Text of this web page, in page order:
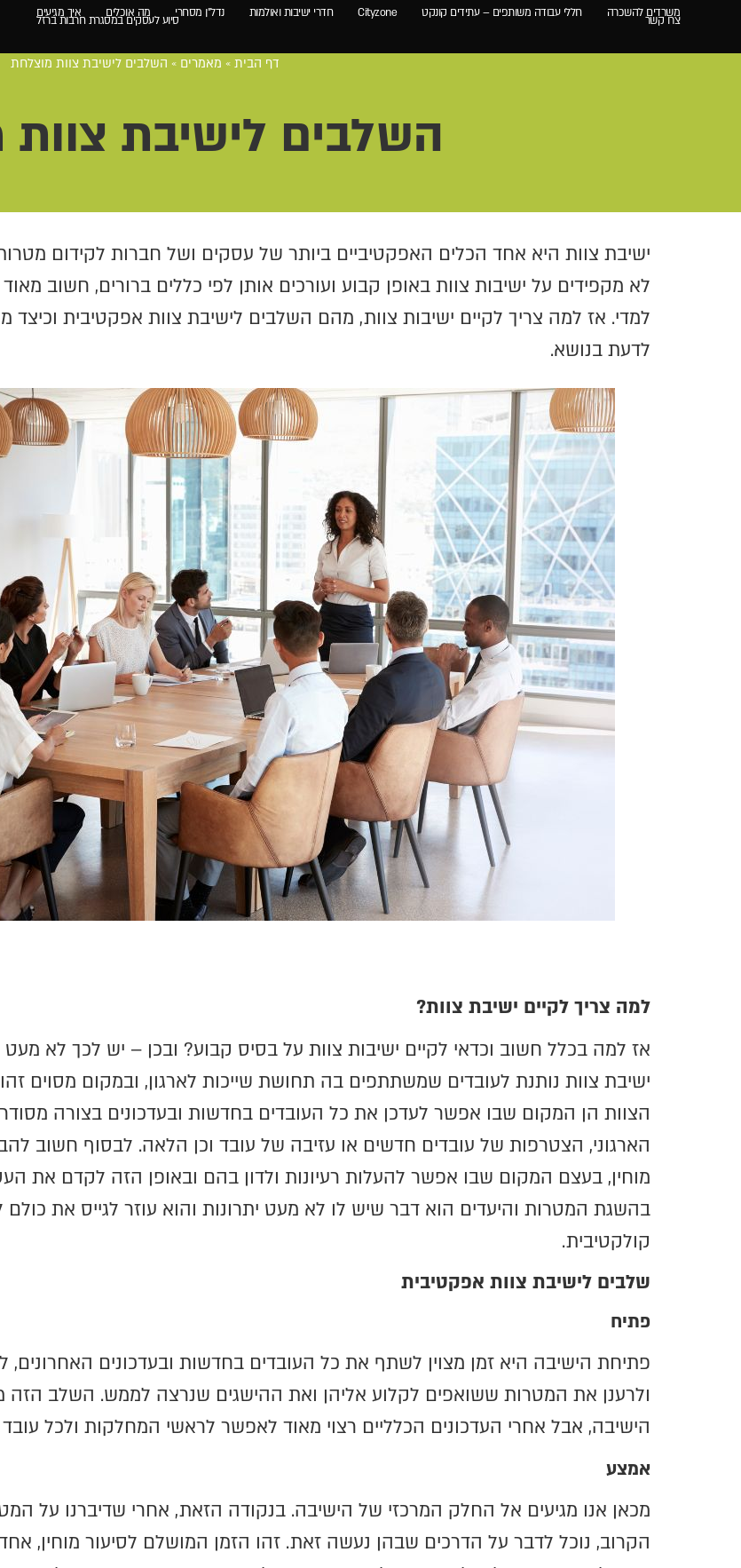
משרדים להשכרה חללי עבודה משותפים – עתידים קונקט Cityzone חדרי ישיבות ואולמות נדל"ן מסחרי מה אוכלים איך מגיעים
צרו קשר סיוע לעסקים במסגרת חרבות ברזל
דף הבית » מאמרים » השלבים לישיבת צוות מוצלחת
השלבים לישיבת
ישיבת צוות היא אחד הכלים האפקטיביים ביותר של עסקים ושל חברות לקידום
לא מקפידים על ישיבות צוות באופן קבוע ועורכים אותן לפי כללים ברורים, חשוב
למדי. אז למה צריך לקיים ישיבות צוות, מהם השלבים לישיבת צוות אפקטיבית וכיצד
לדעת בנושא.
למה צריך לקיים ישיבת צוות?
אז למה בכלל חשוב וכדאי לקיים ישיבות צוות על בסיס קבוע? ובכן – יש לכך לא
ישיבת צוות נותנת לעובדים שמשתתפים בה תחושת שייכות לארגון, ובמקום מסוים
הצוות הן המקום שבו אפשר לעדכן את כל העובדים בחדשות ובעדכונים בצורה
הארגוני, הצטרפות של עובדים חדשים או עזיבה של עובד וכן הלאה. לבסוף חשוב
מוחין, בעצם המקום שבו אפשר להעלות רעיונות ולדון בהם ובאופן הזה לקדם את
בהשגת המטרות והיעדים הוא דבר שיש לו לא מעט יתרונות והוא עוזר לגייס את
קולקטיבית.
שלבים לישיבת צוות אפקטיבית
פתיח
פתיחת הישיבה היא זמן מצוין לשתף את כל העובדים בחדשות ובעדכונים
ולרענן את המטרות ששואפים לקלוע אליהן ואת ההישגים שנרצה לממש. השלב הזה
הישיבה, אבל אחרי העדכונים הכלליים רצוי מאוד לאפשר לראשי המחלקות ולכל
אמצע
מכאן אנו מגיעים אל החלק המרכזי של הישיבה. בנקודה הזאת, אחרי שדיברנו על
הקרוב, נוכל לדבר על הדרכים שבהן נעשה זאת. זהו הזמן המושלם לסיעור מוחין,